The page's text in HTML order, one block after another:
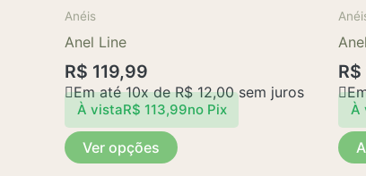
Anéis
Anel Line
R$ 119,99
Em até 10x deR$12,00sem juros
À vistaR$ 113,99no Pix
Ver opções
As
opções
podem
R$
À